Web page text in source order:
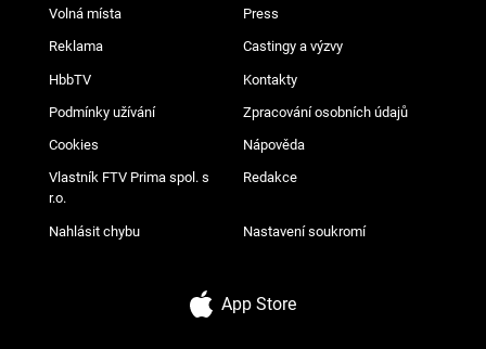
Volná místa Press
Reklama Castingy a výzvy
HbbTV Kontakty
Podmínky užívání Zpracování osobních údajů
Cookies Nápověda
Vlastník FTV Prima spol. s
r.o.
Redakce
Nahlásit chybu Nastavení soukromí
App Store